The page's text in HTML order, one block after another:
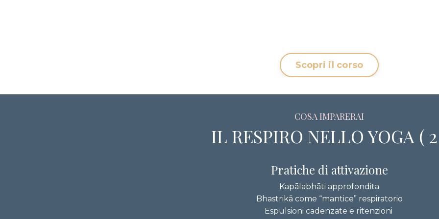
Scopri il corso
COSA IMPARERAI
IL RESPIRO NELLO YOGA (
Pratiche di attivazione
Kapālabhāti approfondita
Bhastrikā come “mantice” respiratorio
Espulsioni cadenzate e ritenzioni